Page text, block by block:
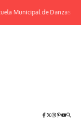
Municipal de Danzas “El